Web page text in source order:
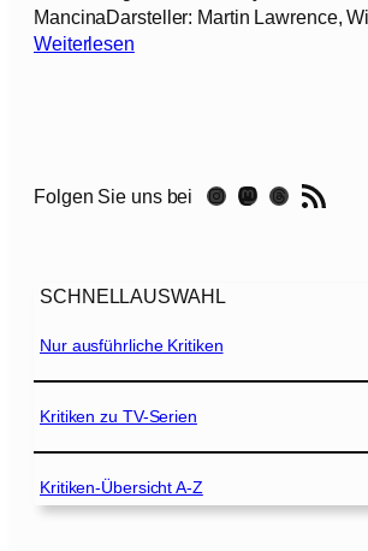
0
0
MancinaDarsteller: Martin Lawrence,
Weiterlesen:
y
a
t
e
J
g
s
Folgen Sie uns bei Instagram Mastodon Threads RSS-Feed
SCHNELLAUSWAHL
Nur ausführliche Kritiken
Kritiken zu TV-Serien
Kritiken-Übersicht A-Z